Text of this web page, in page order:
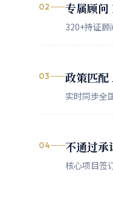
02 专属顾问
320+持证顾
03 政策匹
实时同步全
04 不通过承
核心项目签